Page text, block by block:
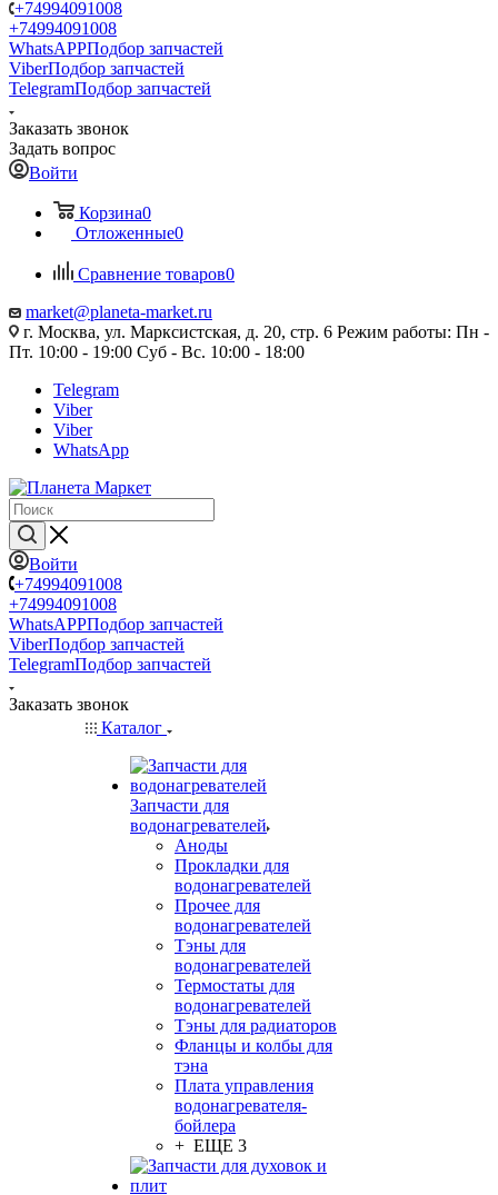
+74994091008
+74994091008
WhatsAPPПодбор запчастей
ViberПодбор запчастей
TelegramПодбор запчастей
Заказать звонок
Задать вопрос
Войти
Корзина0
Отложенные0
Сравнение товаров0
market@planeta-market.ru
г. Москва, ул. Марксистская, д. 20, стр. 6 Режим работы: Пн -
Пт. 10:00 - 19:00 Суб - Вс. 10:00 - 18:00
Telegram
Viber
Viber
WhatsApp
Войти
+74994091008
+74994091008
WhatsAPPПодбор запчастей
ViberПодбор запчастей
TelegramПодбор запчастей
Заказать звонок
Каталог
Запчасти для
водонагревателей
Аноды
Прокладки для
водонагревателей
Прочее для
водонагревателей
Тэны для
водонагревателей
Термостаты для
водонагревателей
Тэны для радиаторов
Фланцы и колбы для
тэна
Плата управления
водонагревателя-
бойлера
+ ЕЩЕ 3